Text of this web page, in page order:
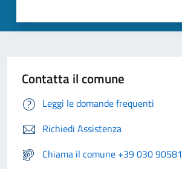
Contatta il comune
Leggi le domande frequenti
Richiedi Assistenza
Chiama il comune +39 030 90581